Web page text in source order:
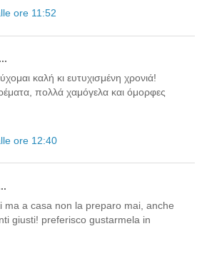
ore 11:52
καλή κι ευτυχισμένη χρονιά!
πολλά χαμόγελα και όμορφες
ore 12:40
ma a casa non la preparo mai, anche
giusti! preferisco gustarmela in